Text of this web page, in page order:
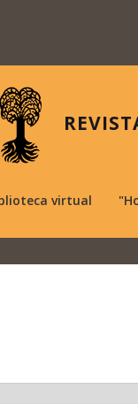
virtual